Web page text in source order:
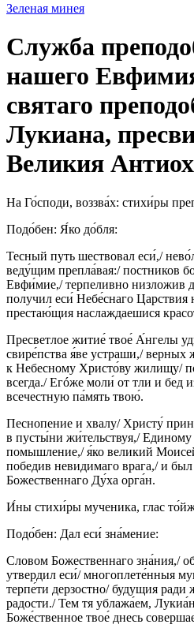
Зеленая минея
Служба
нашего
святаго
Лукиана,
Великия
На Го́споди, воззва́х: стихи́ры
Подо́бен: Я́ко до́бля:
Тесный путь шествовал еси́,/
веду́щим препла́вая:/ постников
Евфи́мие,/ терпеливно низложив
получил еси́ Небе́снаго Царствия
престаю́щия наслаждаешися
Пресветлое житие́ твое́ А́нгелы
свире́пства я́ве устраши,/ верных
к Небесному Христо́ву жилищу/
всегда./ Егóже моли́ от тли и бед
всечестную па́мять твою́.
Песнопение и хвалу/ Христу́
в пусты́ни жи́тельствуя,/
помышление,/ я́ко великий
победив невидимаго врага,/ и
Божественнаго Ду́ха орга́н.
И́ны стихи́ры мученика, глас
Подо́бен: Дал еси́ зна́мение:
Словом Божественнаго зна́ния,/
утвердил еси́/ многоплете́нныя
терпе́ти дерзостно/ будущия
радости./ Тем тя ублажа́ем,
Боже́ственное твое́ днесь